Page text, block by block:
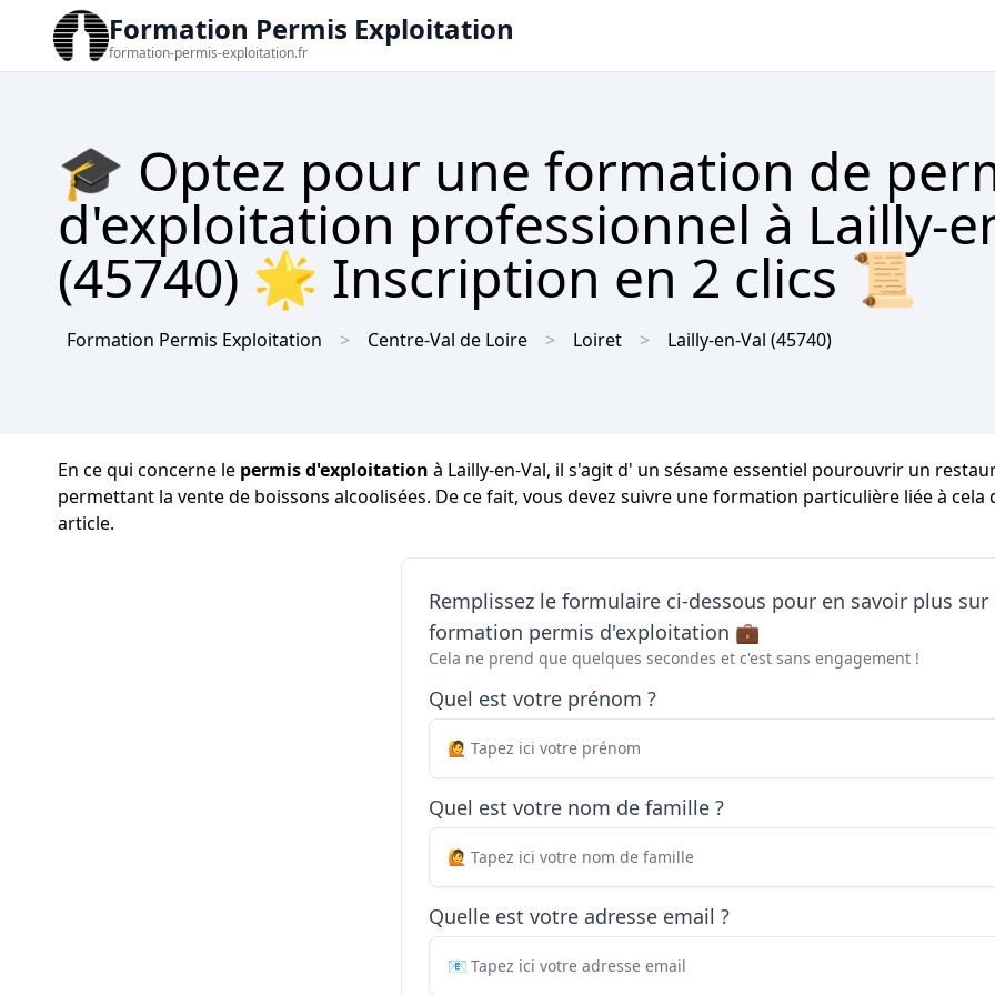
Formation Permis Exploitation
formation-permis-exploitation.fr
🎓 Optez pour une formation de
d'exploitation professionnel à Lailly-
(45740) 🌟 Inscription en 2 clics 📜
Formation Permis Exploitation Centre-Val de Loire Loiret Lailly-en-Val (45740)
En ce qui concerne le permis d'exploitation à Lailly-en-Val, il s'agit d' un sésame essentiel pourouvrir un
permettant la vente de boissons alcoolisées. De ce fait, vous devez suivre une formation particulière liée à
article.
Remplissez le formulaire ci-dessous pour en savoir plus sur
formation permis d'exploitation 💼
Cela ne prend que quelques secondes et c'est sans engagement !
Quel est votre prénom ?
Quel est votre nom de famille ?
Quelle est votre adresse email ?